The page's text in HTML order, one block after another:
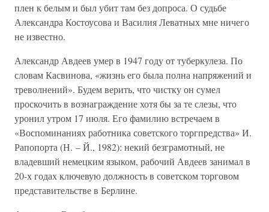
плен к белым и был убит там без допроса. О судьбе
Александра Костоусова и Василия Леватных мне ничего
не известно.
Александр Авдеев умер в 1947 году от туберкулеза. По
словам Касвинова, «жизнь его была полна напряжений и
треволнений». Будем верить, что чистку он сумел
проскочить в вознаграждение хотя бы за те слезы, что
уронил утром 17 июля. Его фамилию встречаем в
«Воспоминаниях работника советского торгпредства» И.
Рапопорта (Н. – Й., 1982): некий безграмотный, не
владевший немецким языком, рабочий Авдеев занимал в
20-х годах ключевую должность в советском торговом
представительстве в Берлине.